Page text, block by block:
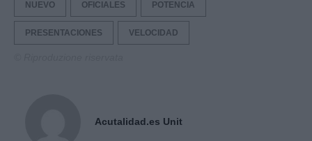
NUEVO OFICIALES POTENCIA
PRESENTACIONES VELOCIDAD
Acutalidad.es Unit